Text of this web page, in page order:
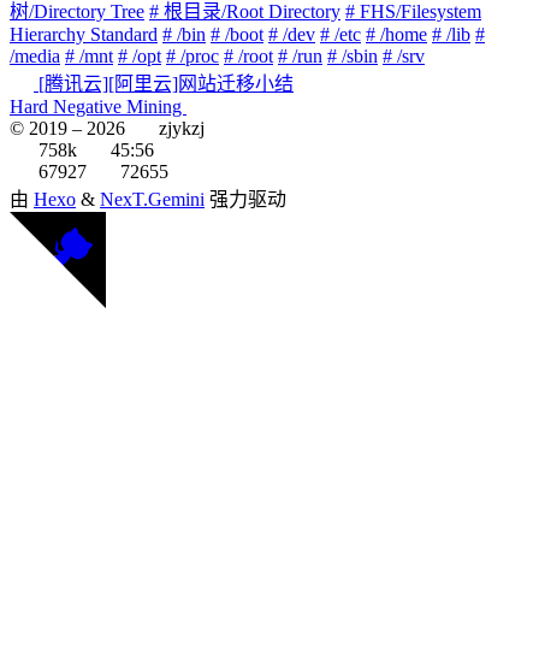
树/Directory Tree # 根目录/Root Directory # FHS/Filesystem
Hierarchy Standard # /bin # /boot # /dev # /etc # /home # /lib #
/media # /mnt # /opt # /proc # /root # /run # /sbin # /srv
[腾讯云][阿里云]网站迁移小结
Hard Negative Mining
© 2019 – 2026
zjykzj
758k
45:56
67927
72655
由 Hexo & NexT.Gemini 强力驱动